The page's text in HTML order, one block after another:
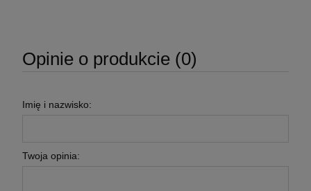
Opinie o produkcie (0)
Imię i nazwisko:
Twoja opinia: